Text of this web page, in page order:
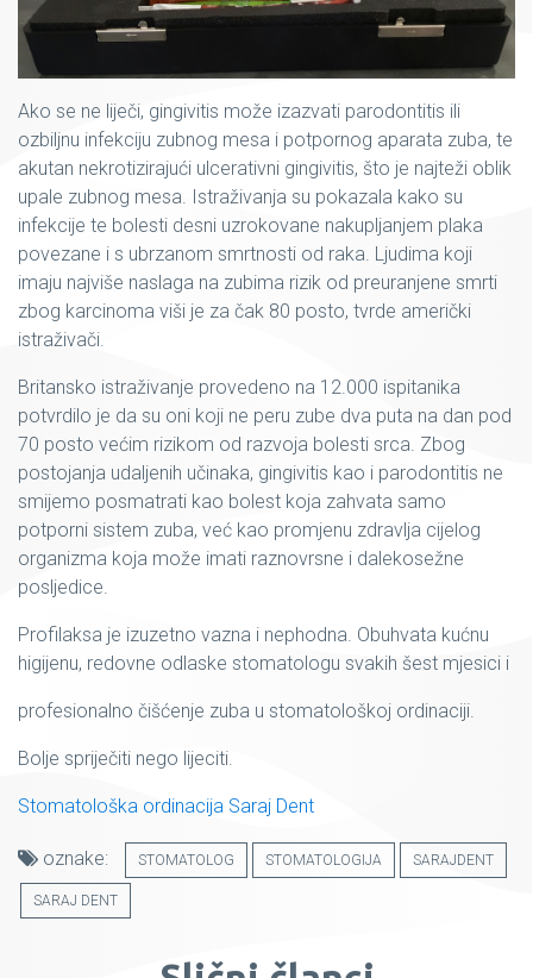
Ako se ne liječi, gingivitis može izazvati parodontitis ili
ozbiljnu infekciju zubnog mesa i potpornog aparata zuba, te
akutan nekrotizirajući ulcerativni gingivitis, što je najteži oblik
upale zubnog mesa. Istraživanja su pokazala kako su
infekcije te bolesti desni uzrokovane nakupljanjem plaka
povezane i s ubrzanom smrtnosti od raka. Ljudima koji
imaju najviše naslaga na zubima rizik od preuranjene smrti
zbog karcinoma viši je za čak 80 posto, tvrde američki
istraživači.
Britansko istraživanje provedeno na 12.000 ispitanika
potvrdilo je da su oni koji ne peru zube dva puta na dan pod
70 posto većim rizikom od razvoja bolesti srca. Zbog
postojanja udaljenih učinaka, gingivitis kao i parodontitis ne
smijemo posmatrati kao bolest koja zahvata samo
potporni sistem zuba, već kao promjenu zdravlja cijelog
organizma koja može imati raznovrsne i dalekosežne
posljedice.
Profilaksa je izuzetno vazna i nephodna. Obuhvata kućnu
higijenu, redovne odlaske stomatologu svakih šest mjesici i
profesionalno čišćenje zuba u stomatološkoj ordinaciji.
Bolje spriječiti nego lijeciti.
Stomatološka ordinacija Saraj Dent
oznake: STOMATOLOG STOMATOLOGIJA SARAJDENT
SARAJ DENT